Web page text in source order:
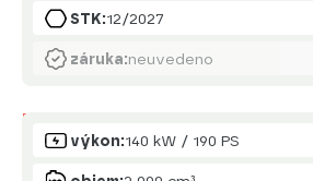
STK:12/2027
záruka:neuvedeno
Motor
výkon:140 kW / 190 PS